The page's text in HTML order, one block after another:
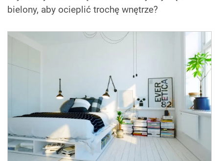
bielony, aby ocieplić trochę wnętrze?